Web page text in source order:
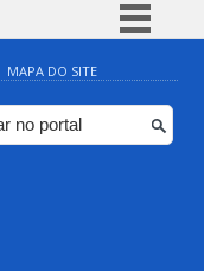
Simplifique!
Comunica BR
Participe
MAPA DO SITE